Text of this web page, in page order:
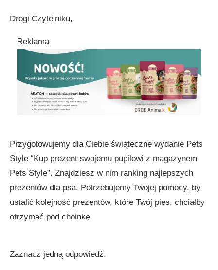
Drogi Czytelniku,
Reklama
Przygotowujemy dla Ciebie świąteczne wydanie Pets
Style “Kup prezent swojemu pupilowi z magazynem
Pets Style”. Znajdziesz w nim ranking najlepszych
prezentów dla psa. Potrzebujemy Twojej pomocy, by
ustalić kolejność prezentów, które Twój pies, chciałby
otrzymać pod choinkę.
Zaznacz jedną odpowiedź.